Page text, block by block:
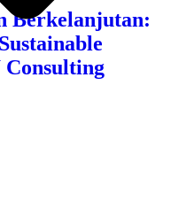
Berkelanjutan: